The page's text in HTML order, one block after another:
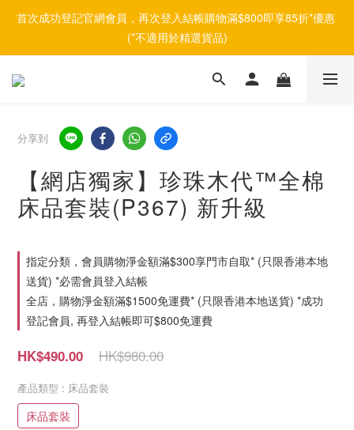
首次成功登記官網會員，再次登入結帳購物滿$800即享85折*優惠
(*不適用於精選貨品)
分享到
【網店獨家】珍珠木代™全棉
床品套裝(P367) 新升級
指定分類，會員購物淨金額滿$300享門市自取* (只限香港本地
送貨) *必需會員登入結帳
全店，購物淨金額滿$1500免運費* (只限香港本地送貨) *成功
登記會員, 再登入結帳即可$800免運費
HK$980.00
HK$490.00
產品類型 : 床品套裝
床品套裝